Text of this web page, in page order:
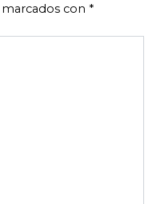
con *